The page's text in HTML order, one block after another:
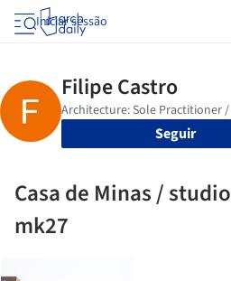
Iniciar sessão
Seguir
Casa de Minas / studio
mk27